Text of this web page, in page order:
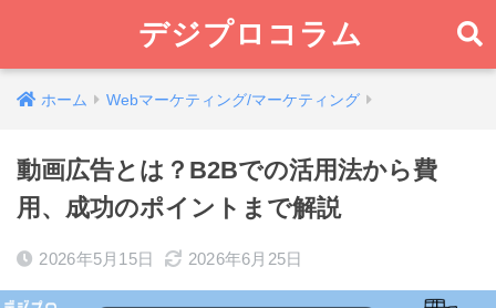
デジプロコラム
ホーム Webマーケティング/マーケティング
動画広告とは？B2Bでの活用法から費
用、成功のポイントまで解説
2026年5月15日 2026年6月25日